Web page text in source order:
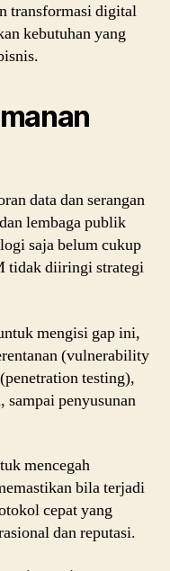
transformasi digital
kebutuhan yang
data dan serangan
lembaga publik
saja belum cukup
tidak diiringi strategi
mengisi gap ini,
(vulnerability
testing),
sampai penyusunan
mencegah
bila terjadi
cepat yang
dan reputasi.